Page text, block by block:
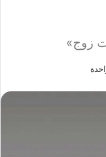
زوج»